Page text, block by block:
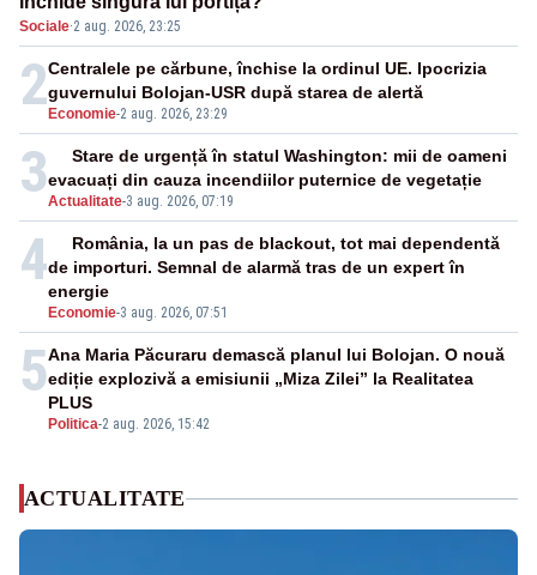
Sociale·2 aug. 2026, 23:25
2 Economie-2 aug. 2026, 23:29
Centralele pe cărbune, închise la ordinul UE. Ipocrizia
guvernului Bolojan-USR după starea de alertă
3Actualitate-3 aug. 2026, 07:19
Stare de urgență în statul Washington: mii de oameni
evacuați din cauza incendiilor puternice de vegetație
4
Economie-3 aug. 2026, 07:51
România, la un pas de blackout, tot mai dependentă
de importuri. Semnal de alarmă tras de un expert în
energie
5
Politica-2 aug. 2026, 15:42
Ana Maria Păcuraru demască planul lui Bolojan. O nouă
ediție explozivă a emisiunii „Miza Zilei” la Realitatea
PLUS
ACTUALITATE